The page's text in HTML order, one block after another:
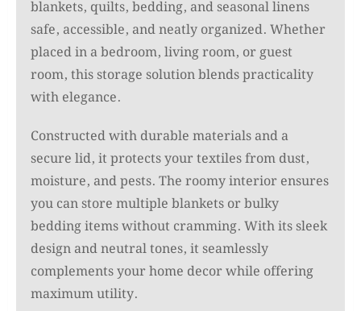
blankets, quilts, bedding, and seasonal linens
safe, accessible, and neatly organized. Whether
placed in a bedroom, living room, or guest
room, this storage solution blends practicality
with elegance.
Constructed with durable materials and a
secure lid, it protects your textiles from dust,
moisture, and pests. The roomy interior ensures
you can store multiple blankets or bulky
bedding items without cramming. With its sleek
design and neutral tones, it seamlessly
complements your home decor while offering
maximum utility.